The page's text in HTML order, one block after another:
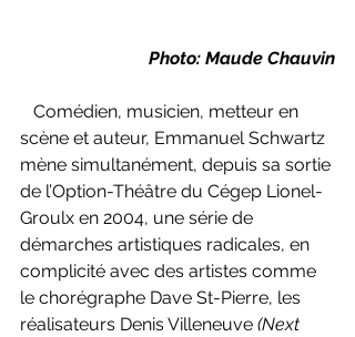
Photo: Maude Chauvin
scène et auteur, Emmanuel Schwartz
mène simultanément, depuis sa sortie
de l’Option-Théâtre du Cégep Lionel-
Groulx en 2004, une série de
démarches artistiques radicales, en
complicité avec des artistes comme
le chorégraphe Dave St-Pierre, les
réalisateurs Denis Villeneuve (Next